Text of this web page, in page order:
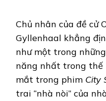
Chủ nhân của đề cử
Gyllenhaal khẳng
như một trong
năng nhất trong thế
mắt trong phim City
trai “nhà nòi” của